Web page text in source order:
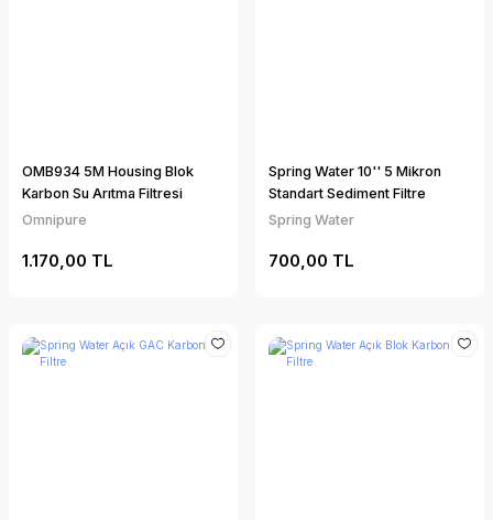
OMB934 5M Housing Blok
Karbon Su Arıtma Filtresi
Omnipure
1.170,00 TL
Spring Water 10'' 5 Mikron
Standart Sediment Filtre
Spring Water
700,00 TL